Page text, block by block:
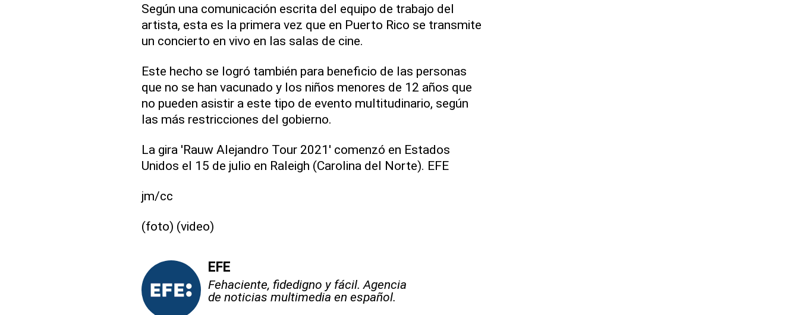
Según una comunicación escrita del equipo de trabajo del
artista, esta es la primera vez que en Puerto Rico se transmite
un concierto en vivo en las salas de cine.
Este hecho se logró también para beneficio de las personas
que no se han vacunado y los niños menores de 12 años que
no pueden asistir a este tipo de evento multitudinario, según
las más restricciones del gobierno.
La gira 'Rauw Alejandro Tour 2021' comenzó en Estados
Unidos el 15 de julio en Raleigh (Carolina del Norte). EFE
jm/cc
(foto) (video)
EFE
Fehaciente, fidedigno y fácil. Agencia
de noticias multimedia en español.